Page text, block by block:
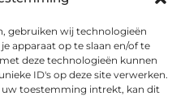
gebruiken wij technologieën
apparaat op te slaan en/of te
deze technologieën kunnen
ID's op deze site verwerken.
toestemming intrekt, kan dit
Gesloten